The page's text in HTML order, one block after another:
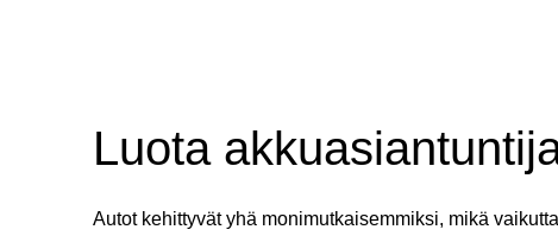
Luota
Autot kehittyvät yhä monimutkaisemmiksi, mikä